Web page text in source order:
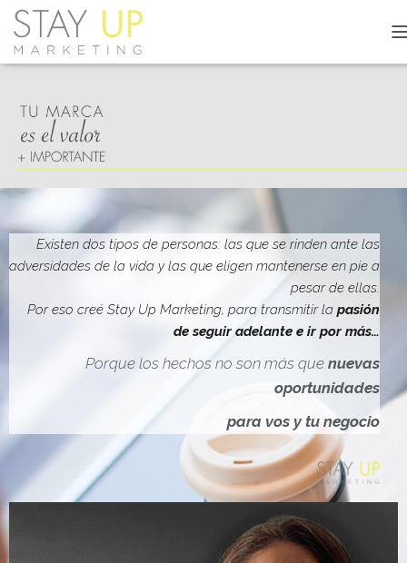
A
M
D
E
N
A
V
G
I
Ó
N
Existen dos tipos de personas: las que se rinden ante las
adversidades de la vida y las que eligen mantenerse en pie a
pesar de ellas.
Por eso creé Stay Up Marketing, para transmitir la pasión
de seguir adelante e ir por más…
Porque los hechos no son más que nuevas
oportunidades
para vos y tu negocio